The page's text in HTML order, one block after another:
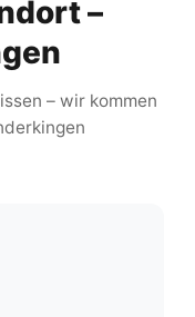
–
– wir kommen